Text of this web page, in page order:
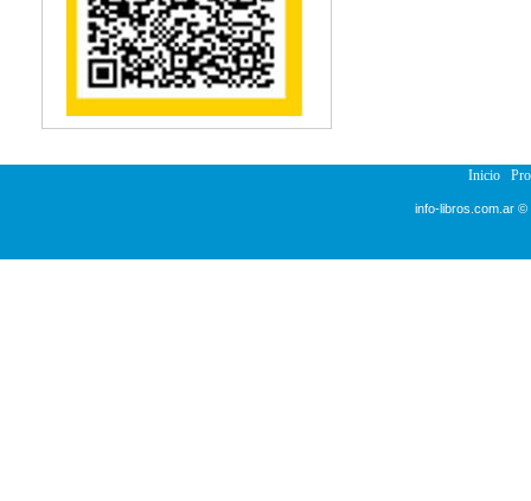
Reumatología
Salud Pública
Semiología
Terapia Ocupacional
Urología
Inicio
info-libros.com.ar